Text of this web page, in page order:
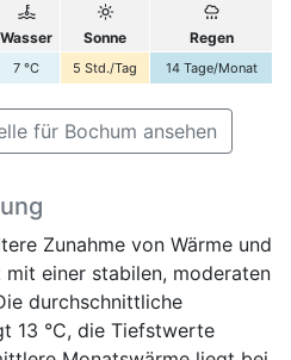
Wasser Sonne Regen
7 °C 5 Std./Tag 14 Tage/Monat
für Bochum ansehen
Zunahme von Wärme und
einer stabilen, moderaten
durchschnittliche
13 °C, die Tiefstwerte